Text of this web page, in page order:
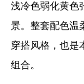
浅冷色弱化黄色
景。整套配色温
穿搭风格，也是
组合。